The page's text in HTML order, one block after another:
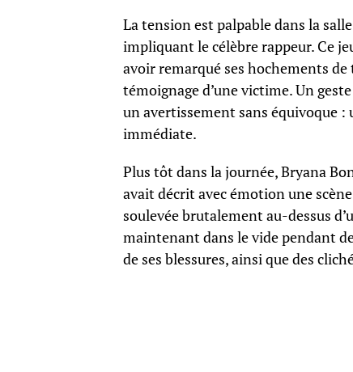
La tension est palpable dans la
impliquant le célèbre rappeur. Ce
avoir remarqué ses hochements
témoignage d’une victime. Un
un avertissement sans équivoque
immédiate.
Plus tôt dans la journée, Bryana
avait décrit avec émotion une
soulevée brutalement au-dessus
maintenant dans le vide pendant
de ses blessures, ainsi que des